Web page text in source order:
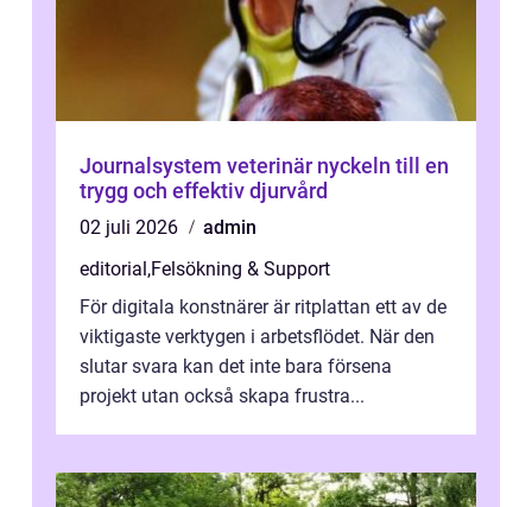
Journalsystem veterinär nyckeln till en
trygg och effektiv djurvård
02 juli 2026
admin
editorial,Felsökning & Support
För digitala konstnärer är ritplattan ett av de
viktigaste verktygen i arbetsflödet. När den
slutar svara kan det inte bara försena
projekt utan också skapa frustra...